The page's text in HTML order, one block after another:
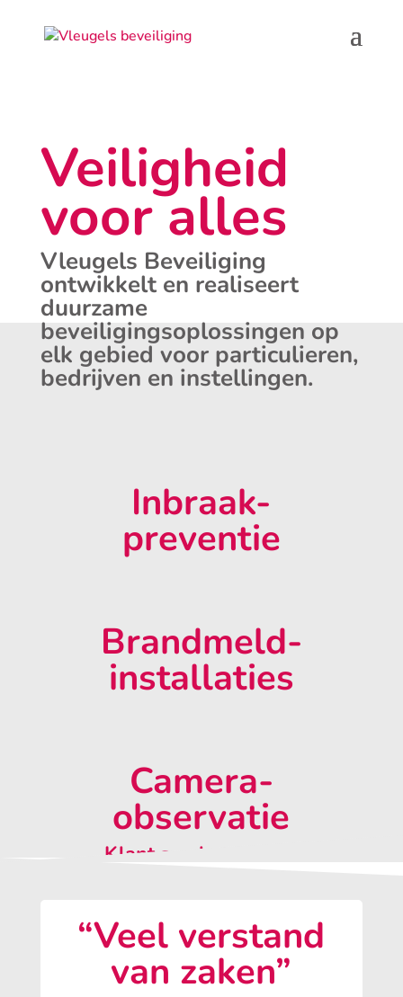
Veiligheid
voor alles
Vleugels Beveiliging
ontwikkelt en realiseert
duurzame
beveiligingsoplossingen op
elk gebied voor particulieren,
bedrijven en instellingen.
Inbraak-
preventie
Brandmeld-
installaties
Camera-
observatie
Klant aan het woord:
“Veel verstand
van zaken”